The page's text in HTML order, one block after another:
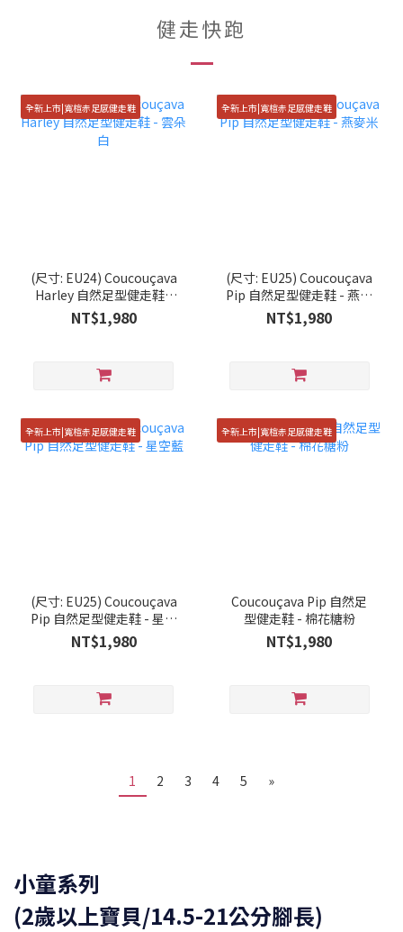
健走快跑
全新上市|寬楦赤足感健走鞋
(尺寸: EU24) Coucouçava
Harley 自然足型健走鞋 -
雲朵白
NT$1,980
全新上市|寬楦赤足感健走鞋
(尺寸: EU25) Coucouçava
Pip 自然足型健走鞋 - 燕麥
米
NT$1,980
全新上市|寬楦赤足感健走鞋
(尺寸: EU25) Coucouçava
Pip 自然足型健走鞋 - 星空
藍
NT$1,980
全新上市|寬楦赤足感健走鞋
Coucouçava Pip 自然足
型健走鞋 - 棉花糖粉
NT$1,980
1 2 3 4 5 »
小童系列
(2歲以上寶貝/14.5-21公分腳長)